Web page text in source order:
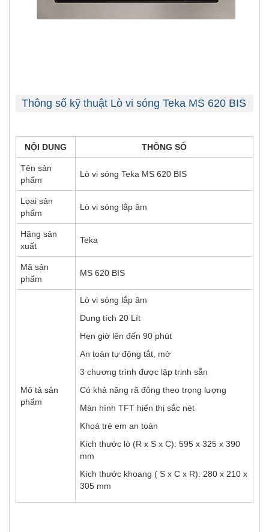
Thông số kỹ thuật Lò vi sóng Teka MS 620 BIS
NỘI DUNG THÔNG SỐ
Tên sản
phẩm
Lò vi sóng Teka MS 620 BIS
Lọai sản
phẩm
Lò vi sóng lắp âm
Hãng sản
xuất
Teka
Mã sản
phẩm
MS 620 BIS
Mô tả sản
phẩm
Lò vi sóng lắp âm
Dung tích 20 Lít
Hẹn giờ lên đến 90 phút
An toàn tự động tắt, mở
3 chương trình được lập trinh sẵn
Có khả năng rã đông theo trọng lượng
Màn hình TFT hiển thị sắc nét
Khoá trẻ em an toàn
Kích thước lò (R x S x C): 595 x 325 x 390
mm
Kích thước khoang ( S x C x R): 280 x 210 x
305 mm